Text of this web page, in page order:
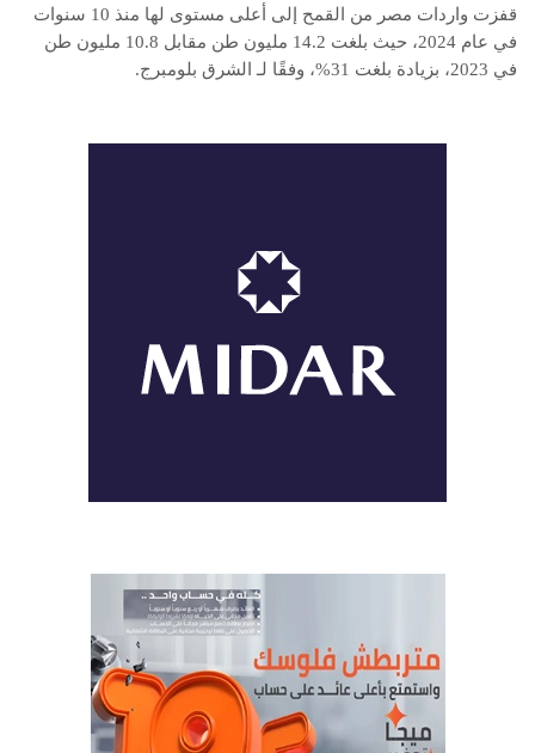
قفزت واردات مصر من القمح إلى أعلى مستوى لها منذ 10 سنوات
في عام 2024، حيث بلغت 14.2 مليون طن مقابل 10.8 مليون طن
في 2023، بزيادة بلغت 31%، وفقًا لـ الشرق بلومبرج.